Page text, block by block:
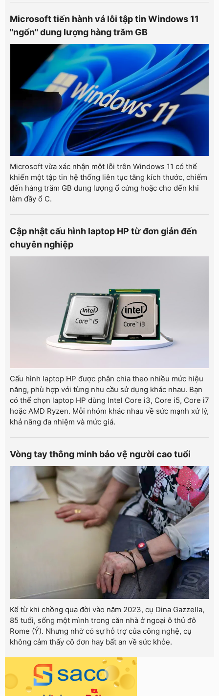
Microsoft tiến hành vá lỗi tập tin Windows 11
"ngốn" dung lượng hàng trăm GB
Microsoft vừa xác nhận một lỗi trên Windows 11 có thể
khiến một tập tin hệ thống liên tục tăng kích thước, chiếm
đến hàng trăm GB dung lượng ổ cứng hoặc cho đến khi
làm đầy ổ C.
Cập nhật cấu hình laptop HP từ đơn giản đến
chuyên nghiệp
Cấu hình laptop HP được phân chia theo nhiều mức hiệu
năng, phù hợp với từng nhu cầu sử dụng khác nhau. Bạn
có thể chọn laptop HP dùng Intel Core i3, Core i5, Core i7
hoặc AMD Ryzen. Mỗi nhóm khác nhau về sức mạnh xử lý,
khả năng đa nhiệm và mức giá.
Vòng tay thông minh bảo vệ người cao tuổi
Kể từ khi chồng qua đời vào năm 2023, cụ Dina Gazzella,
85 tuổi, sống một mình trong căn nhà ở ngoại ô thủ đô
Rome (Ý). Nhưng nhờ có sự hỗ trợ của công nghệ, cụ
không cảm thấy cô đơn hay bất an về sức khỏe.